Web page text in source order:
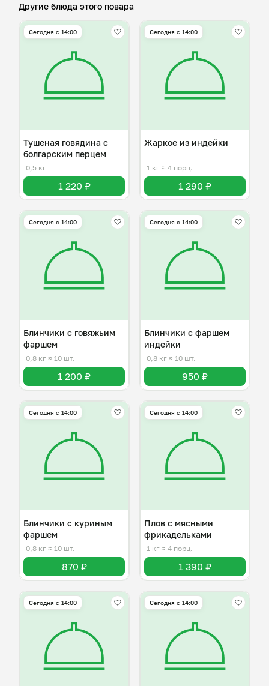
Другие блюда этого повара
Сегодня с 14:00
Тушеная говядина с
болгарским перцем
0,5 кг
1 220 ₽
Сегодня с 14:00
Жаркое из индейки
1 кг ≈ 4 порц.
1 290 ₽
Сегодня с 14:00
Блинчики с говяжьим
фаршем
0,8 кг ≈ 10 шт.
1 200 ₽
Сегодня с 14:00
Блинчики с фаршем
индейки
0,8 кг ≈ 10 шт.
950 ₽
Сегодня с 14:00
Блинчики с куриным
фаршем
0,8 кг ≈ 10 шт.
870 ₽
Сегодня с 14:00
Плов с мясными
фрикадельками
1 кг ≈ 4 порц.
1 390 ₽
Сегодня с 14:00 Сегодня с 14:00